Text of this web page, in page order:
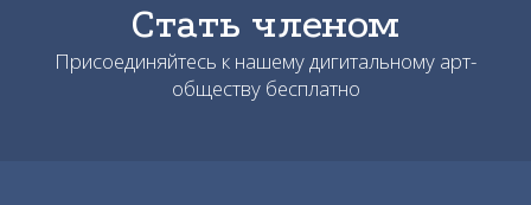
Стать членом
Присоединяйтесь к нашему дигитальному арт-
обществу бесплатно